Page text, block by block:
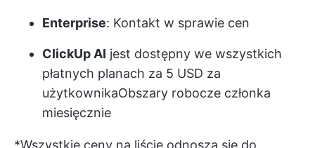
Enterprise: Kontakt w sprawie cen
ClickUp AI jest dostępny we wszystkich
płatnych planach za 5 USD za
użytkownikaObszary robocze członka
miesięcznie
*Wszystkie ceny na liście odnoszą się do